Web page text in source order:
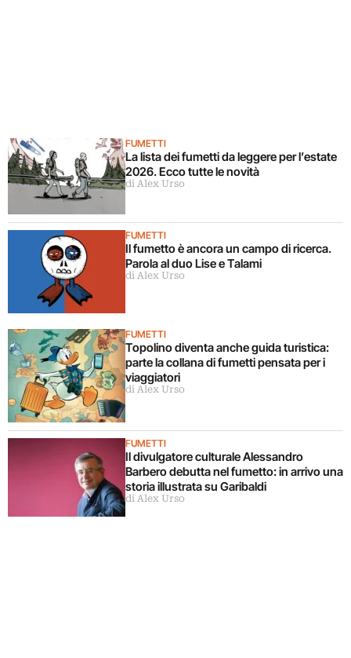
FUMETTI
La lista dei fumetti da leggere per l’estate
2026. Ecco tutte le novità
di Alex Urso
FUMETTI
Il fumetto è ancora un campo di ricerca.
Parola al duo Lise e Talami
di Alex Urso
FUMETTI
Topolino diventa anche guida turistica:
parte la collana di fumetti pensata per i
viaggiatori
di Alex Urso
FUMETTI
Il divulgatore culturale Alessandro
Barbero debutta nel fumetto: in arrivo una
storia illustrata su Garibaldi
di Alex Urso